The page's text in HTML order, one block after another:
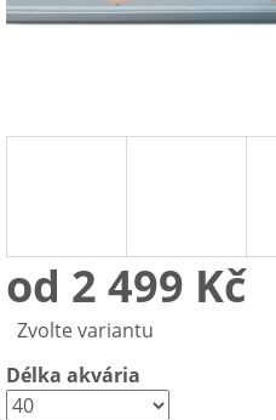
od 2 499 Kč
cena:
Zvolte variantu
Délka akvária